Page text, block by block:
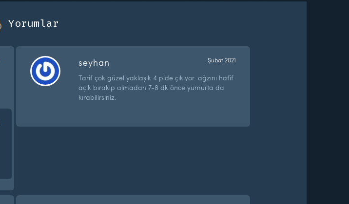
Yorumlar
seyhan Şubat 2021
Tarif çok güzel yaklaşık 4 pide çıkıyor. ağzını hafif
açık bırakıp almadan 7-8 dk önce yumurta da
kırabilirsiniz.